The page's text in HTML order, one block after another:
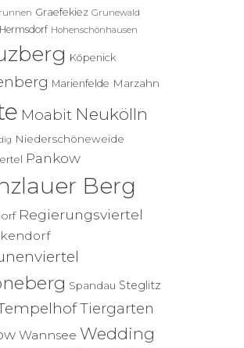
Graefekiez Grunewald
Hermsdorf Hohenschönhausen
Köpenick
Marienfelde Marzahn
Moabit Neukölln
Niederschöneweide
Pankow
Berg
Regierungsviertel
Spandau Steglitz
Tiergarten
Wannsee Wedding